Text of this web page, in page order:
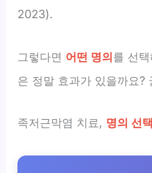
2023).
그렇다면 어떤 명의를 선
은 정말 효과가 있을까요?
족저근막염 치료, 명의 선